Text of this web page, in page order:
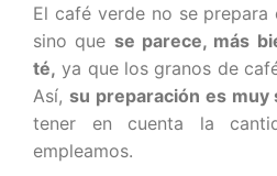
El café verde no se
sino que se parece, más
té, ya que los granos de
Así, su preparación es muy
tener en cuenta la
empleamos.